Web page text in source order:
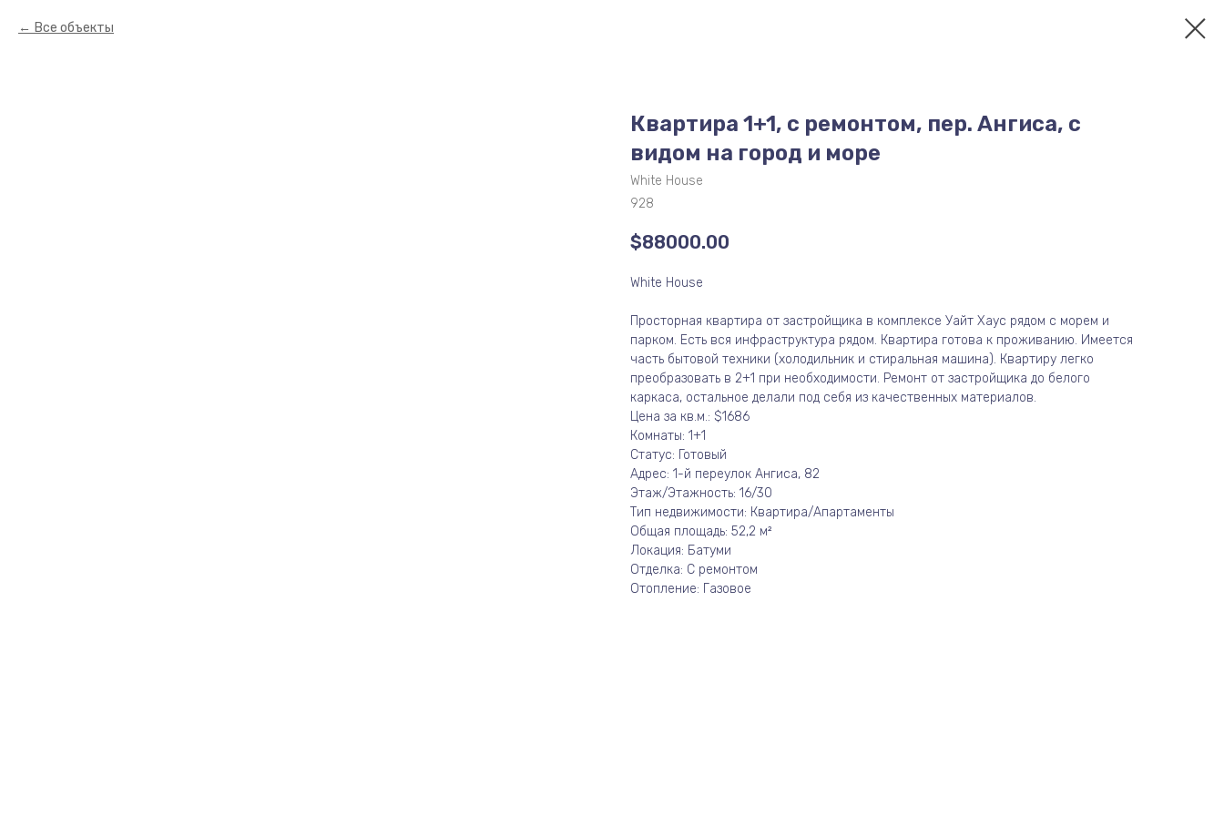
Все объекты
Квартира 1+1, с ремонтом, пер. Ангиса, с
видом на город и море
White House
928
$88000.00
White House
Просторная квартира от застройщика в комплексе Уайт Хаус рядом с морем и
парком. Есть вся инфраструктура рядом. Квартира готова к проживанию. Имеется
часть бытовой техники (холодильник и стиральная машина). Квартиру легко
преобразовать в 2+1 при необходимости. Ремонт от застройщика до белого
каркаса, остальное делали под себя из качественных материалов.
Цена за кв.м.: $1686
Комнаты: 1+1
Статус: Готовый
Адрес: 1-й переулок Ангиса, 82
Этаж/Этажность: 16/30
Тип недвижимости: Квартира/Апартаменты
Общая площадь: 52,2 м²
Локация: Батуми
Отделка: С ремонтом
Отопление: Газовое